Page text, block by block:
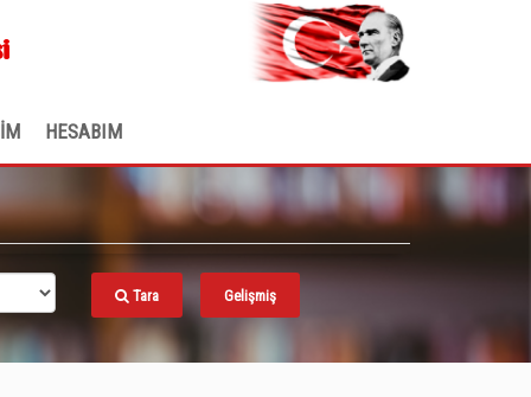
HESABIM
Tara Gelişmiş